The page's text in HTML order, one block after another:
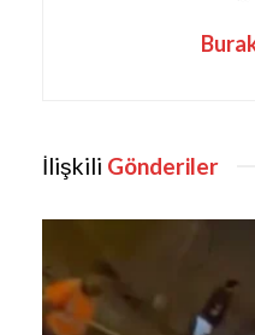
İlişkili Gönderiler